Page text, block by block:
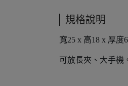
規格說明
寬25 x 高18 x 厚度
可放長夾、大手機